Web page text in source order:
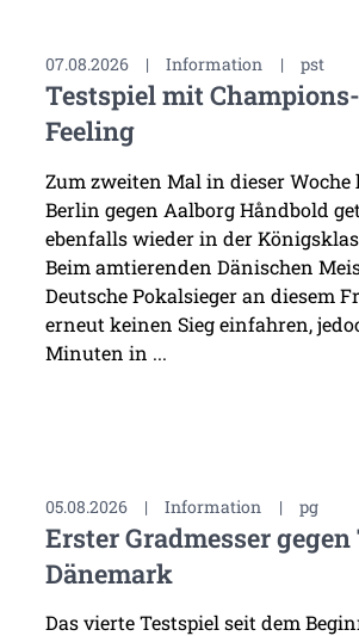
07.08.2026 | Information | pst
Testspiel mit
Feeling
Zum zweiten Mal in dieser Woche
Berlin gegen Aalborg Håndbold
ebenfalls wieder in der
Beim amtierenden Dänischen
Deutsche Pokalsieger an diesem
erneut keinen Sieg einfahren,
Minuten in ...
05.08.2026 | Information | pg
Erster Gradmesser
Dänemark
Das vierte Testspiel seit dem